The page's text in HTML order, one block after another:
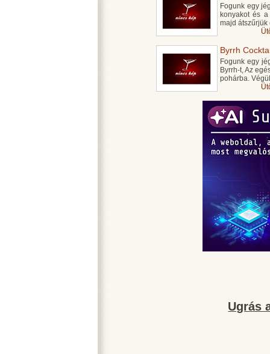
Fogunk egy
konyakot és
majd átszűrjük
Byrrh
Fogunk egy
Byrrh-t, Az
pohárba.
Ugrás